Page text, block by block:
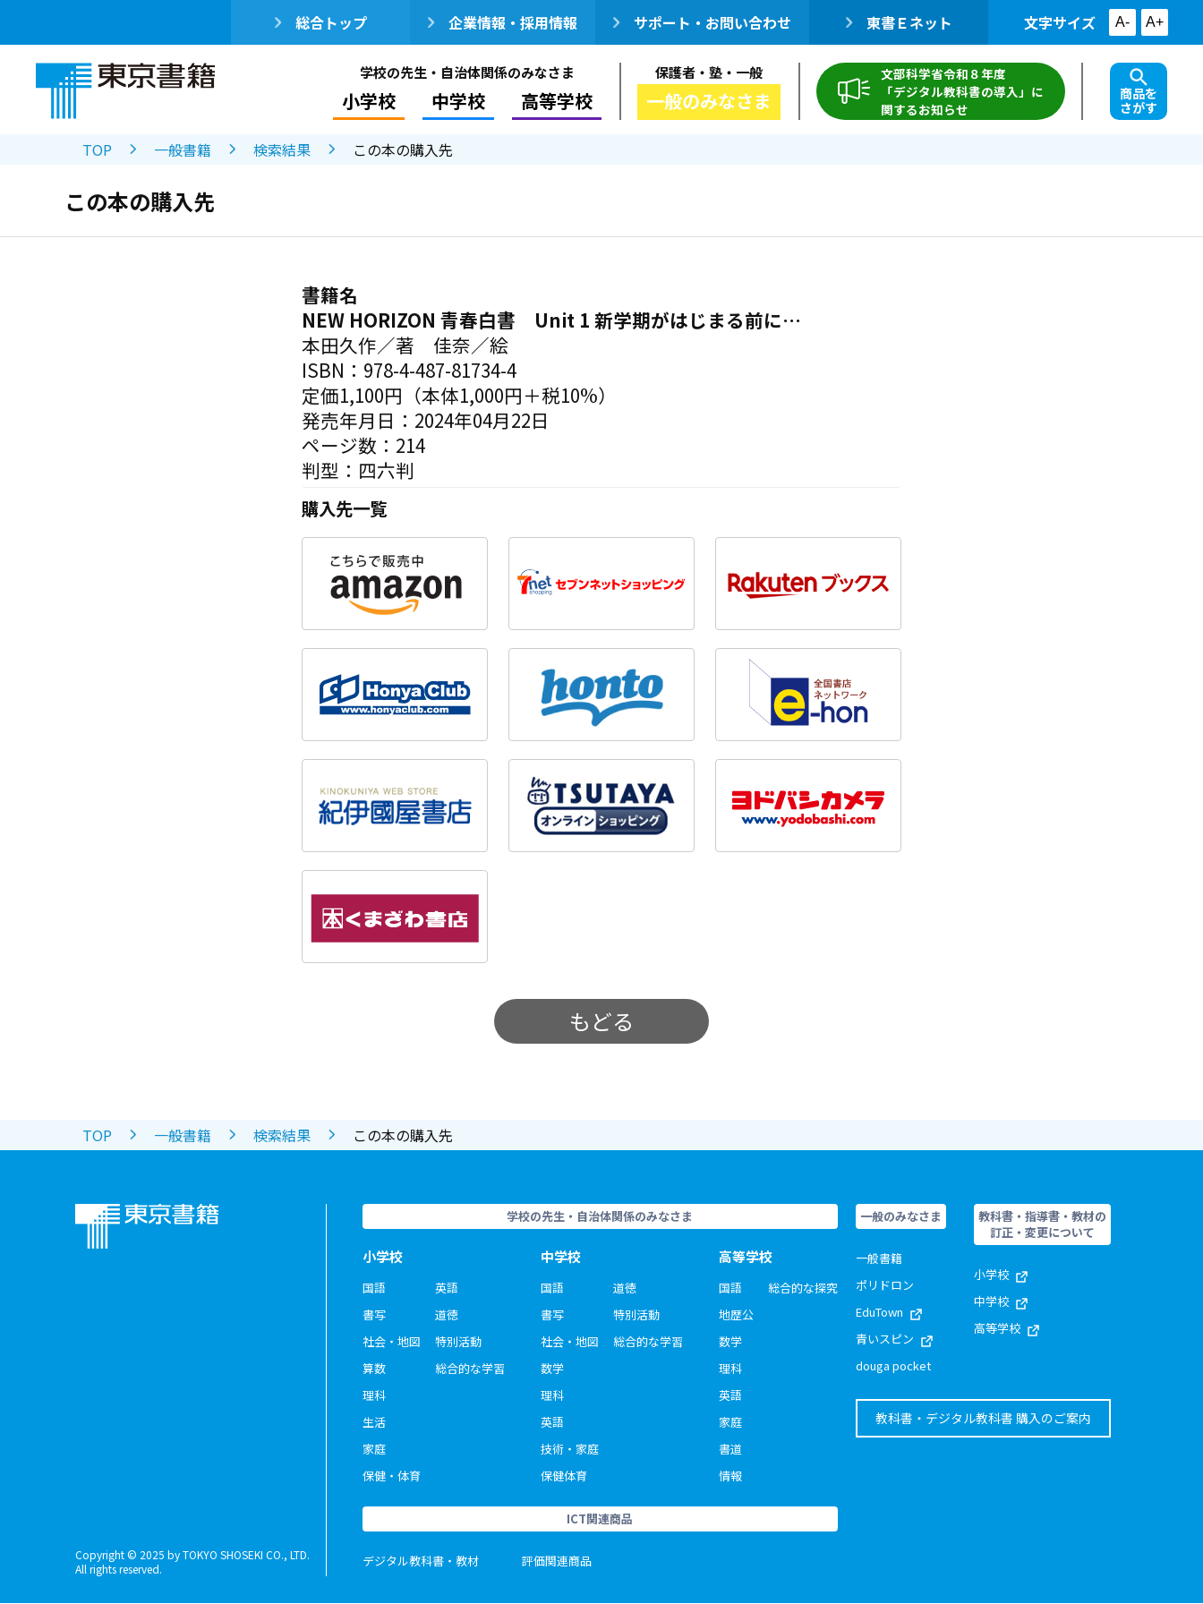
総合トップ 企業情報・採用情報 サポート・お問い合わせ 東書Ｅネット 文字サイズ A- A+
学校の先生・自治体関係のみなさま
小学校 中学校 高等学校
保護者・塾・一般
一般のみなさま
文部科学省令和８年度
「デジタル教科書の導入」に
関するお知らせ
商品を
さがす
TOP 一般書籍 検索結果 この本の購入先
この本の購入先
書籍名
NEW HORIZON 青春白書 Unit 1 新学期がはじまる前に…
本田久作／著 佳奈／絵
ISBN：978-4-487-81734-4
定価1,100円（本体1,000円＋税10%）
発売年月日：2024年04月22日
ページ数：214
判型：四六判
購入先一覧
もどる
TOP 一般書籍 検索結果 この本の購入先
Copyright © 2025 by TOKYO SHOSEKI CO., LTD.
All rights reserved.
学校の先生・自治体関係のみなさま
小学校
国語
書写
社会・地図
算数
理科
生活
家庭
保健・体育
英語
道徳
特別活動
総合的な学習
中学校
国語
書写
社会・地図
数学
理科
英語
技術・家庭
保健体育
道徳
特別活動
総合的な学習
高等学校
国語
地歴公
数学
理科
英語
家庭
書道
情報
総合的な探究
ICT関連商品
デジタル教科書・教材 評価関連商品
一般のみなさま
一般書籍
ポリドロン
EduTown
青いスピン
douga pocket
教科書・指導書・教材の
訂正・変更について
小学校
中学校
高等学校
教科書・デジタル教科書 購入のご案内